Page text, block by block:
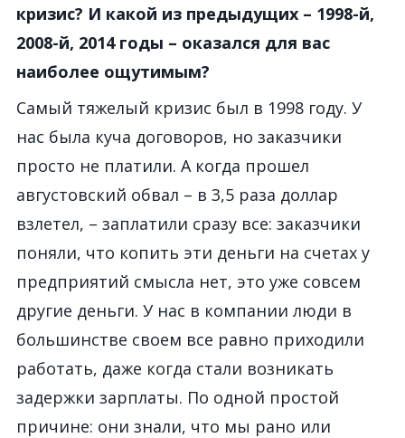
кризис? И какой из предыдущих – 1998-й,
2008-й, 2014 годы – оказался для вас
наиболее ощутимым?
Самый тяжелый кризис был в 1998 году. У
нас была куча договоров, но заказчики
просто не платили. А когда прошел
августовский обвал – в 3,5 раза доллар
взлетел, – заплатили сразу все: заказчики
поняли, что копить эти деньги на счетах у
предприятий смысла нет, это уже совсем
другие деньги. У нас в компании люди в
большинстве своем все равно приходили
работать, даже когда стали возникать
задержки зарплаты. По одной простой
причине: они знали, что мы рано или